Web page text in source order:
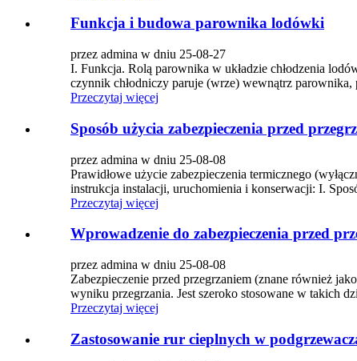
Funkcja i budowa parownika lodówki
przez admina w dniu 25-08-27
I. Funkcja. Rolą parownika w układzie chłodzenia
czynnik chłodniczy paruje (wrze) wewnątrz parownika,
Przeczytaj więcej
Sposób użycia zabezpieczenia przed
przez admina w dniu 25-08-08
Prawidłowe użycie zabezpieczenia termicznego
instrukcja instalacji, uruchomienia i konserwacji: I.
Przeczytaj więcej
Wprowadzenie do zabezpieczenia przed
przez admina w dniu 25-08-08
Zabezpieczenie przed przegrzaniem (znane również
wyniku przegrzania. Jest szeroko stosowane w takich
Przeczytaj więcej
Zastosowanie rur cieplnych w